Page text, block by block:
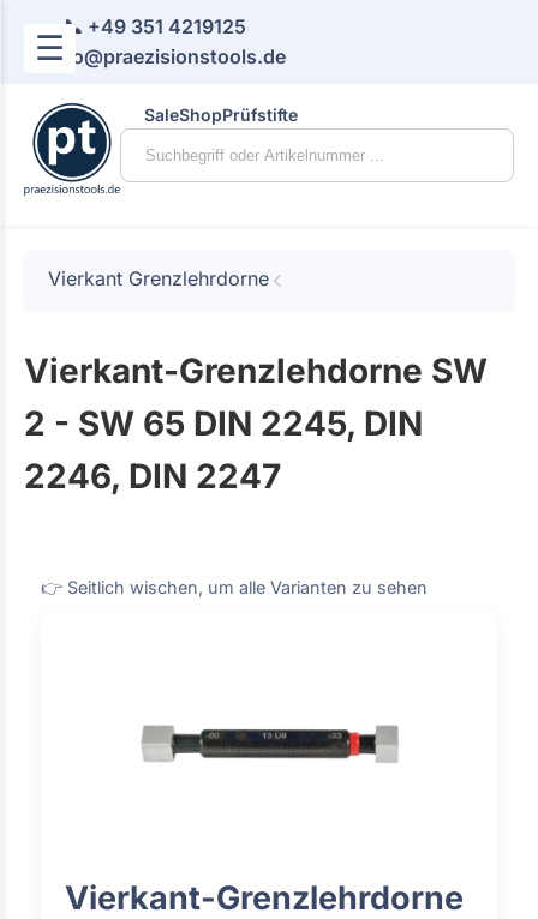
☰
📞 +49 351 4219125
📧 info@praezisionstools.de
SaleShopPrüfstifte
Vierkant Grenzlehrdorne
Vierkant-Grenzlehdorne SW
2 - SW 65 DIN 2245, DIN
2246, DIN 2247
👉 Seitlich wischen, um alle Varianten zu sehen
Vierkant-Grenzlehrdorne